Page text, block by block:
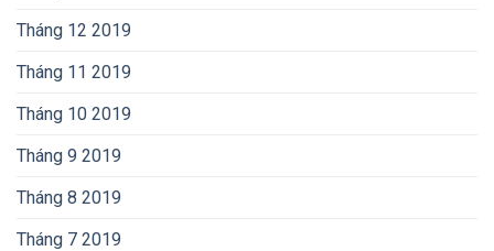
Tháng 12 2019
Tháng 11 2019
Tháng 10 2019
Tháng 9 2019
Tháng 8 2019
Tháng 7 2019